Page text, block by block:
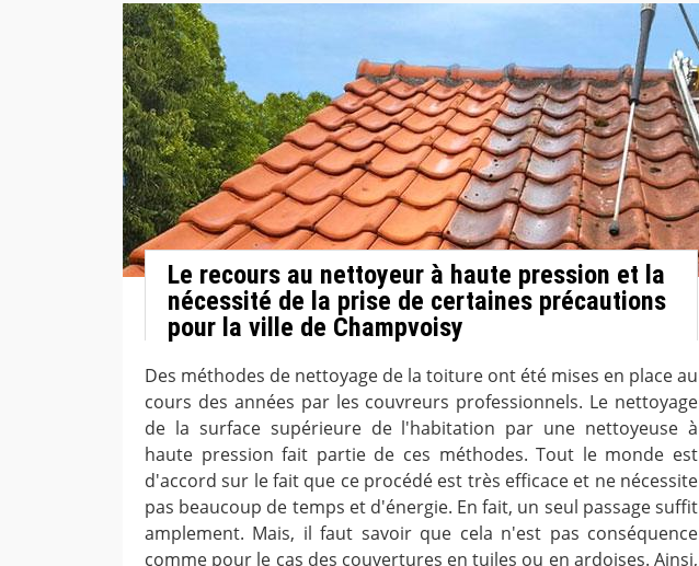
Le recours au nettoyeur à haute pression et la
nécessité de la prise de certaines précautions
pour la ville de Champvoisy
Des méthodes de nettoyage de la toiture ont été mises en place au
cours des années par les couvreurs professionnels. Le nettoyage
de la surface supérieure de l'habitation par une nettoyeuse à
haute pression fait partie de ces méthodes. Tout le monde est
d'accord sur le fait que ce procédé est très efficace et ne nécessite
pas beaucoup de temps et d'énergie. En fait, un seul passage suffit
amplement. Mais, il faut savoir que cela n'est pas conséquence
comme pour le cas des couvertures en tuiles ou en ardoises. Ainsi,